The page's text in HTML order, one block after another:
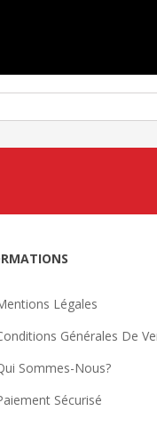
Légales
Générales De
Sommes-Nous?
Sécurisé